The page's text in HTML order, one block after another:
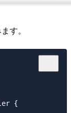
す。
{